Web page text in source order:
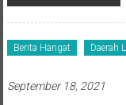
Berita Hangat Daerah
September 18, 2021